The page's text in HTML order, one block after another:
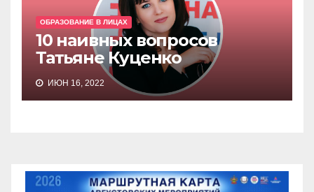
ОБРАЗОВАНИЕ В ЛИЦАХ
10 наивных вопросов
Татьяне Куценко
ИЮН 16, 2022